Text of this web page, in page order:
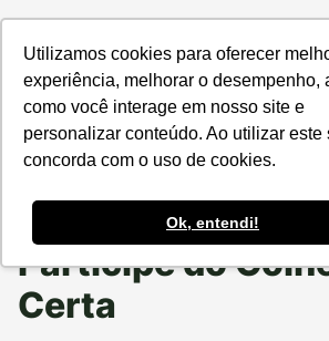
Utilizamos cookies para oferecer
experiência, melhorar o desempenho,
como você interage em nosso site e
personalizar conteúdo. Ao utilizar este
concorda com o uso de cookies.
Ok, entendi!
Data da Postagem:25/06/2025
PROJETOS
Quer certificar sua
produção de
Participe do
Certa